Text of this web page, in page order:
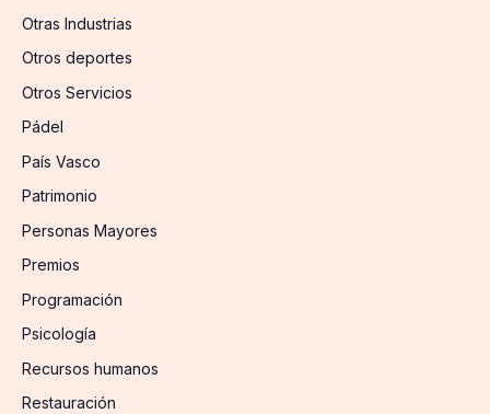
Otras Industrias
Otros deportes
Otros Servicios
Pádel
País Vasco
Patrimonio
Personas Mayores
Premios
Programación
Psicología
Recursos humanos
Restauración